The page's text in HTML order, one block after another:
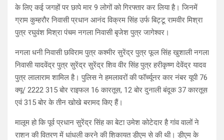
के लिए कई जगहों पर छापे मार 9 लोगों को गिरफ्तार कर लिया है। जिनमें
ग्राम कुम्हरौर निवासी प्रधान आनंद विक्रम सिंह उर्फ बिट्टू रामवीर मिश्रा
पुत्र रघुवंश मिश्रा पंचम नगला निवासी बृजेश पुत्र जागेश्वर।
नगला धनी निवासी छविराम पुत्र कश्मीर सुरेंद्र पुत्र फूल सिंह खुशाली नगला
निवासी यादवेंद्र पुत्र सुरेंद्र सुरेंद्र शिव वीर सिंह पुत्र हरीकृष्ण देवेंद्र यादव
पुत्र लालाराम शामिल है। पुलिस ने हमलावरों की फॉर्च्यूनर कार नंबर यूपी 76
क्यू/ 2222 315 बोर राइफल 16 कारतूस, 12 बोर दुनाली बंदूक 37 कारतूस
एवं 315 बोर के तीन खोखे बरामद किए हैं।
मालूम हो कि पूर्व प्रधान सुरेंद्र सिंह का बेटा उमेश कोटेदार है गांव वालों ने
राशन की वितरण में धांधली करने की शिकायत डीएम से की थी। डीएम के